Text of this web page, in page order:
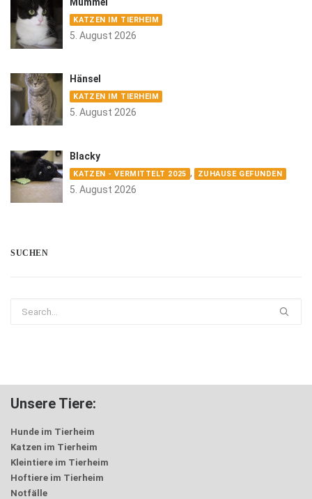
KATZEN IM TIERHEIM
5. August 2026
Hänsel
KATZEN IM TIERHEIM
5. August 2026
Blacky
KATZEN - VERMITTELT 2025 , ZUHAUSE GEFUNDEN
5. August 2026
SUCHEN
Unsere Tiere:
Hunde im Tierheim
Katzen im Tierheim
Kleintiere im Tierheim
Hoftiere im Tierheim
Notfälle